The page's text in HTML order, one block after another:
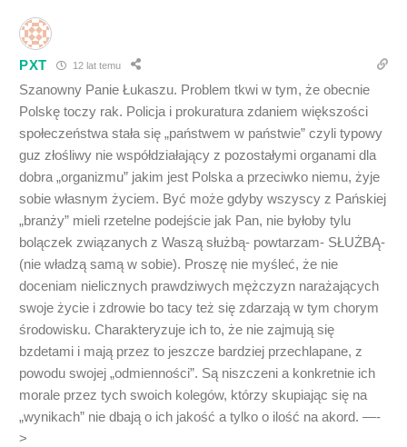
PXT 12 lat temu
Szanowny Panie Łukaszu. Problem tkwi w tym, że obecnie
Polskę toczy rak. Policja i prokuratura zdaniem większości
społeczeństwa stała się „państwem w państwie” czyli typowy
guz złośliwy nie współdziałający z pozostałymi organami dla
dobra „organizmu” jakim jest Polska a przeciwko niemu, żyje
sobie własnym życiem. Być może gdyby wszyscy z Pańskiej
„branży” mieli rzetelne podejście jak Pan, nie byłoby tylu
bolączek związanych z Waszą służbą- powtarzam- SŁUŻBĄ-
(nie władzą samą w sobie). Proszę nie myśleć, że nie
doceniam nielicznych prawdziwych mężczyzn narażających
swoje życie i zdrowie bo tacy też się zdarzają w tym chorym
środowisku. Charakteryzuje ich to, że nie zajmują się
bzdetami i mają przez to jeszcze bardziej przechlapane, z
powodu swojej „odmienności”. Są niszczeni a konkretnie ich
morale przez tych swoich kolegów, którzy skupiając się na
„wynikach” nie dbają o ich jakość a tylko o ilość na akord. —-
>